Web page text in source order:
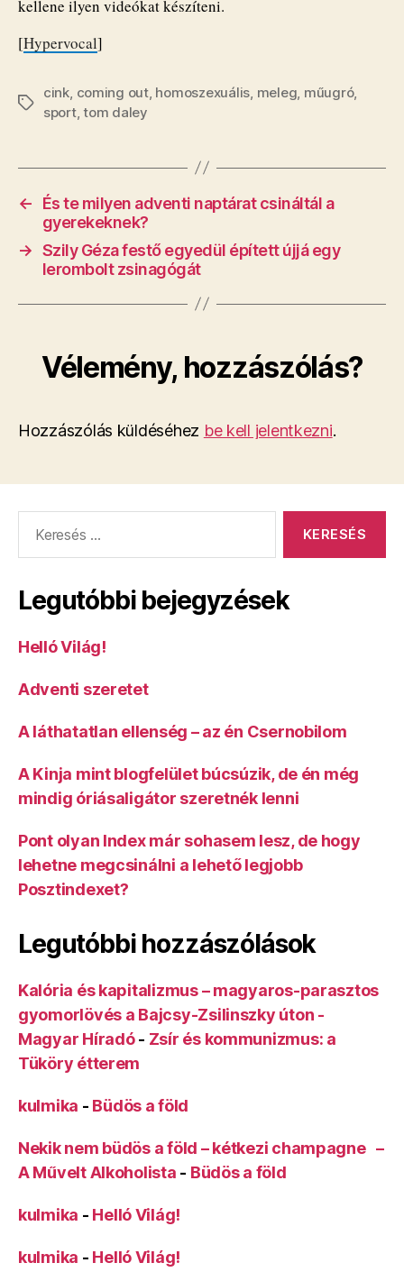
kellene ilyen videókat készíteni.
[Hypervocal]
Címkék
cink coming out, homoszexuális meleg műugró,
sport,tom daley
←
​És te milyen adventi naptárat csináltál a
gyerekeknek?
→ Szily Géza festő egyedül épített újjá egy
lerombolt zsinagógát
Vélemény, hozzászólás?
Hozzászólás küldéséhez be kell jelentkezni.
Legutóbbi bejegyzések
Helló Világ!
Adventi szeretet
A láthatatlan ellenség – az én Csernobilom
A Kinja mint blogfelület búcsúzik, de én még
mindig óriásaligátor szeretnék lenni
Pont olyan Index már sohasem lesz, de hogy
lehetne megcsinálni a lehető legjobb
Posztindexet?
Legutóbbi hozzászólások
Kalória és kapitalizmus – magyaros-parasztos
gyomorlövés a Bajcsy-Zsilinszky úton -
Magyar Híradó- Zsír és kommunizmus: a
Tüköry étterem
kulmika - Büdös a föld
Nekik nem büdös a föld – kétkezi champagne –
A Művelt Alkoholista - Büdös a föld
kulmika - Helló Világ!
kulmika - Helló Világ!